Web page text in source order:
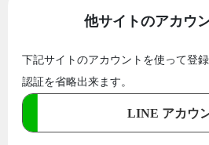
他サイトのアカウ
下記サイトのアカウントを使って登
認証を省略出来ます。
LINE アカウ